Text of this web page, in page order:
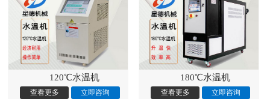
120℃水温机 180℃水温机